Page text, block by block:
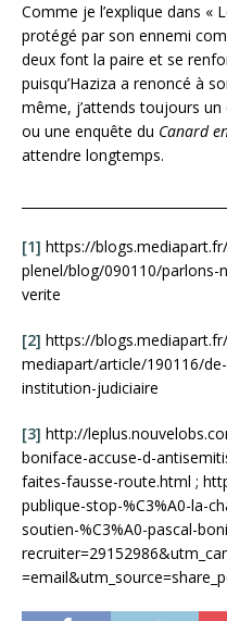
Comme je l’explique dans «
protégé par son ennemi
deux font la paire et se
puisqu’Haziza a renoncé à
même, j’attends toujours
ou une enquête du Canard
attendre longtemps.
[1] https://
plenel/blog/090110/
verite
[2] https://
mediapart/article/190116/
institution-judiciaire
[3] http://
boniface-accuse-d-
faites-fausse-route.html ;
publique-stop-%C3%A0-la-
soutien-%C3%A0-pascal-